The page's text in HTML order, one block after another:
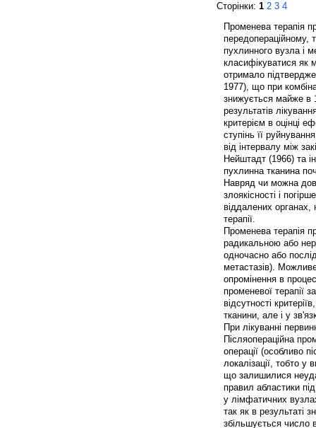
Сторінки: 1 2 3 4
Променева терапія
передопераційному,
пухлинного вузла і
класифікуватися як
отримало
1977), що при
знижується майже в
результатів
критерієм в оцінці
ступінь її
від інтервалу між
Нейштадт (1966) та
пухлинна тканина
Навряд чи можна
злоякісності і
віддалених
терапії.
Променева терапія
радикальною або
одночасно або
метастазів).
опромінення в
променевої терапії
відсутності
тканини, але і у
При лікуванні
Післяопераційна
операції (особливо
локалізації, тобто
що залишилися
правил абластики
у лімфатичних
так як в результаті
збільшується число